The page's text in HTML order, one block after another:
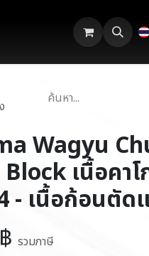
Wagyu
เนื้อคาโ
- เนื้อก้อนตัด
฿ รวมภาษี